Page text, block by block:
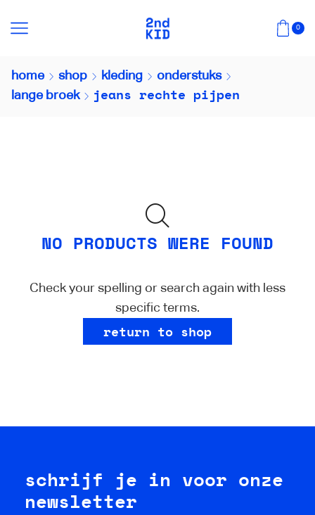
0
home shop kleding
onderstuks
lange broek
jeans rechte pijpen
NO PRODUCTS WERE FOUND
Check your spelling or search again with less
specific terms.
return to shop
schrijf je in voor onze
newsletter